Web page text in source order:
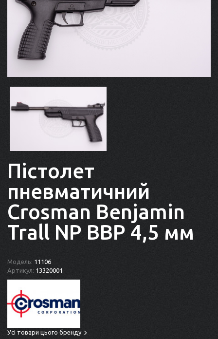
Пістолет
пневматичний
Crosman Benjamin
Trall NP BBP 4,5 мм
Модель: 11106
Артикул: 13320001
Усі товари цього бренду